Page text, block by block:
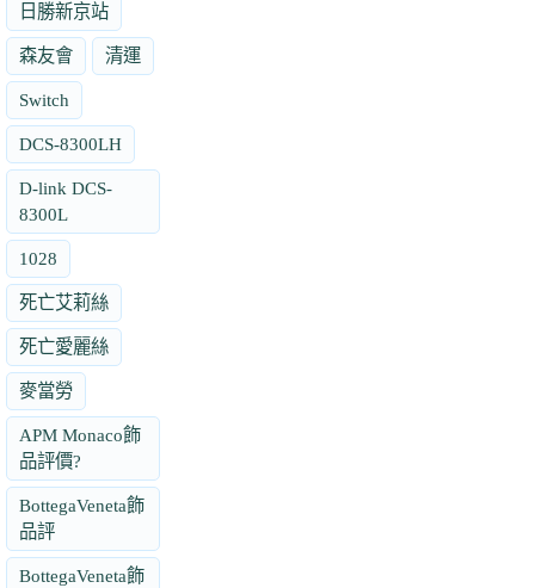
日勝新京站
森友會 清運
Switch
DCS-8300LH
D-link DCS-
8300L
1028
死亡艾莉絲
死亡愛麗絲
麥當勞
APM Monaco飾
品評價?
BottegaVeneta飾
品評
BottegaVeneta飾